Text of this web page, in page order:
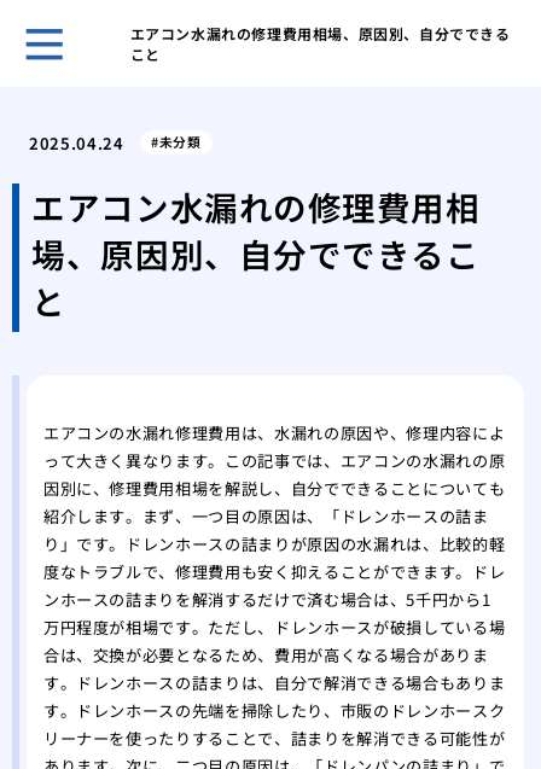
エアコン水漏れの修理費用相場、原因別、自分でできる
こと
際
業
際
2025.04.24 未分類
エアコン水漏れの修理費用相
場、原因別、自分でできるこ
と
エアコンの水漏れ修理費用は、水漏れの原因や、修理内容によ
って大きく異なります。この記事では、エアコンの水漏れの原
因別に、修理費用相場を解説し、自分でできることについても
紹介します。まず、一つ目の原因は、「ドレンホースの詰ま
り」です。ドレンホースの詰まりが原因の水漏れは、比較的軽
度なトラブルで、修理費用も安く抑えることができます。ドレ
ンホースの詰まりを解消するだけで済む場合は、5千円から1
万円程度が相場です。ただし、ドレンホースが破損している場
合は、交換が必要となるため、費用が高くなる場合がありま
す。ドレンホースの詰まりは、自分で解消できる場合もありま
す。ドレンホースの先端を掃除したり、市販のドレンホースク
リーナーを使ったりすることで、詰まりを解消できる可能性が